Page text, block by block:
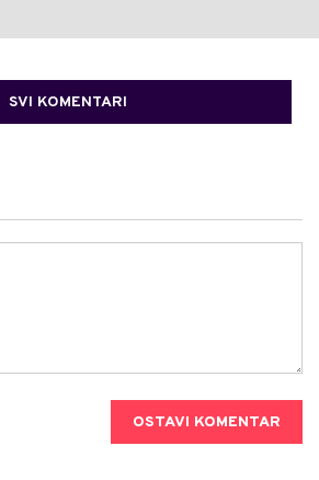
SVI KOMENTARI
OSTAVI KOMENTAR